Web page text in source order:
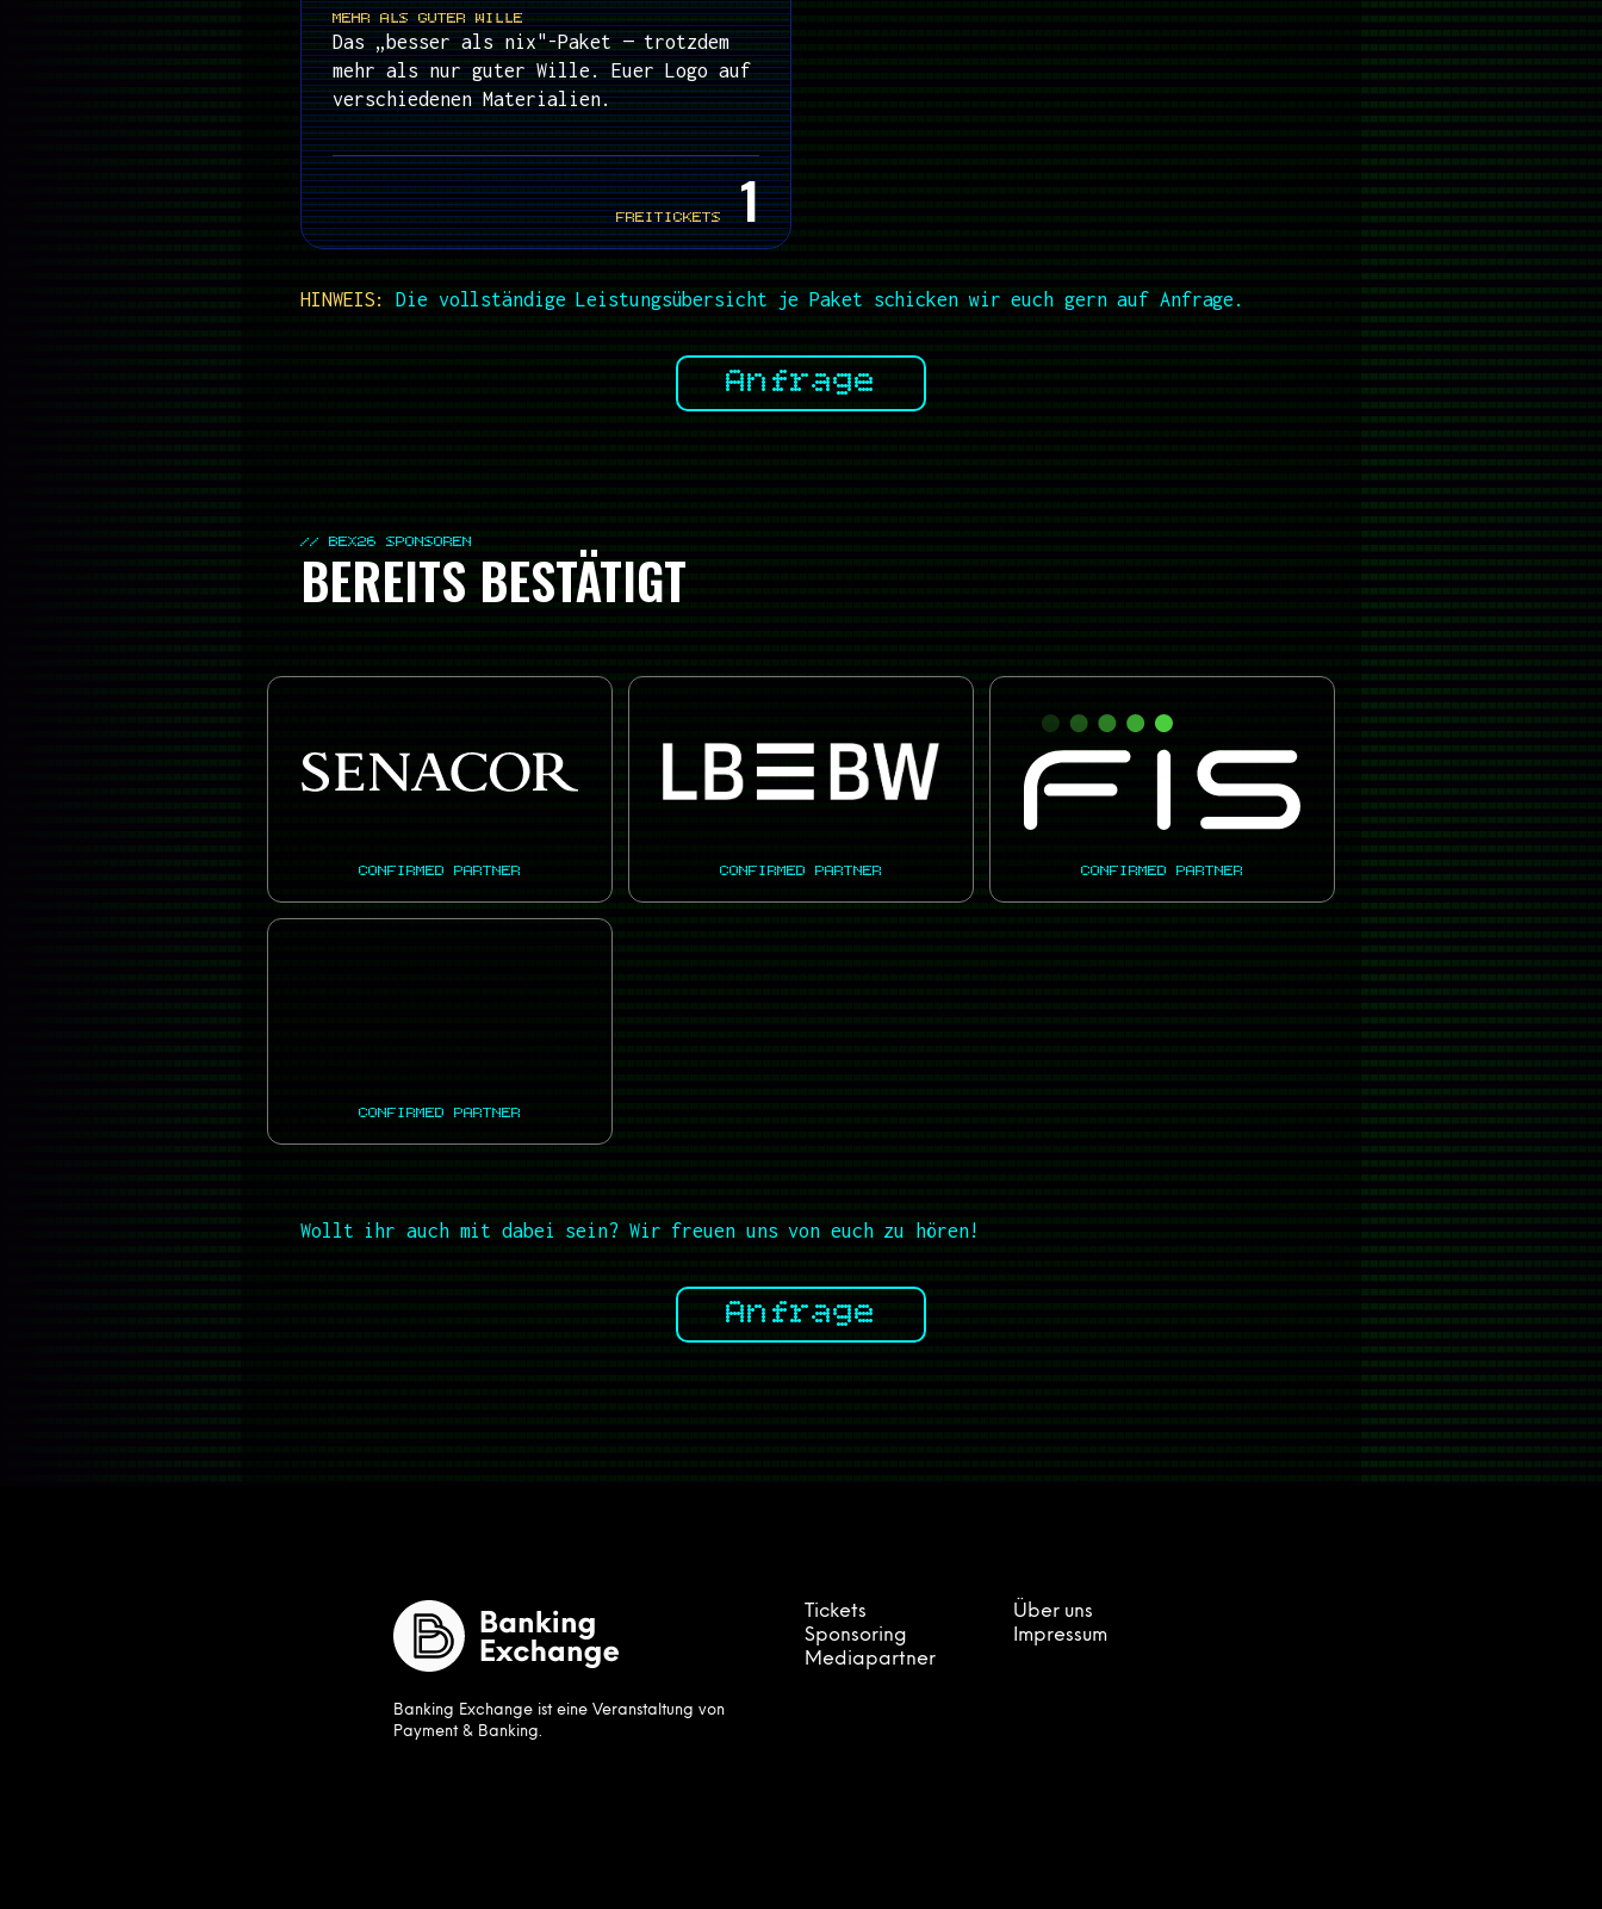
MEHR ALS GUTER WILLE
Das „besser als nix"-Paket — trotzdem
mehr als nur guter Wille. Euer Logo auf
verschiedenen Materialien.
FREITICKETS1
HINWEIS: Die vollständige Leistungsübersicht je Paket schicken wir euch gern auf Anfrage.
Anfrage
// BEX26 SPONSOREN
BEREITS BESTÄTIGT
CONFIRMED PARTNER CONFIRMED PARTNER CONFIRMED PARTNER
CONFIRMED PARTNER
Wollt ihr auch mit dabei sein? Wir freuen uns von euch zu hören!
Anfrage
Banking Exchange ist eine Veranstaltung von
Payment & Banking.
Tickets
Sponsoring
Mediapartner
Über uns
Impressum